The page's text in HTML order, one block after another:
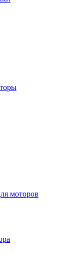
моторов